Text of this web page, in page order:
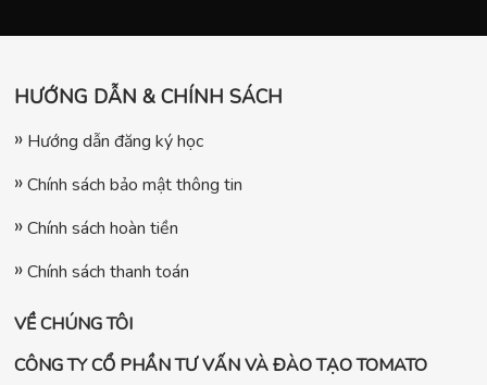
HƯỚNG DẪN & CHÍNH SÁCH
Hướng dẫn đăng ký học
Chính sách bảo mật thông tin
Chính sách hoàn tiền
Chính sách thanh toán
VỀ CHÚNG TÔI
CÔNG TY CỔ PHẦN TƯ VẤN VÀ ĐÀO TẠO TOMATO